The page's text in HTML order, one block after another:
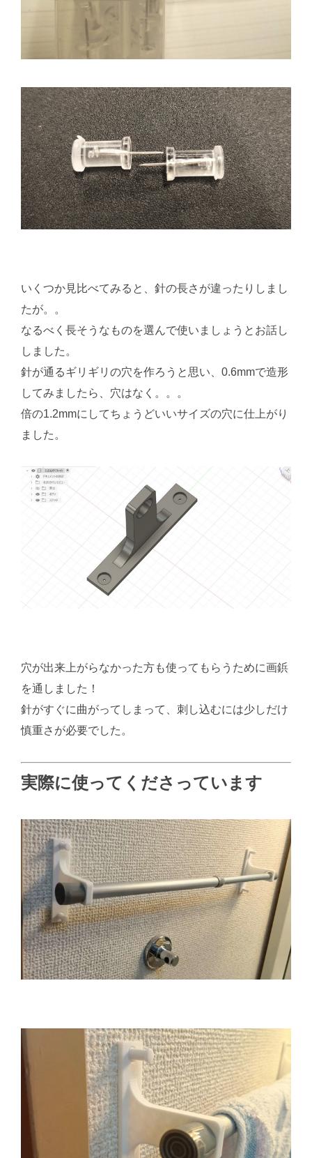
いくつか見比べてみると、針の長さが違ったりしまし
たが。。
なるべく長そうなものを選んで使いましょうとお話し
しました。
針が通るギリギリの穴を作ろうと思い、0.6mmで造形
してみましたら、穴はなく。。。
倍の1.2mmにしてちょうどいいサイズの穴に仕上がり
ました。
穴が出来上がらなかった方も使ってもらうために画鋲
を通しました！
針がすぐに曲がってしまって、刺し込むには少しだけ
慎重さが必要でした。
実際に使ってくださっています